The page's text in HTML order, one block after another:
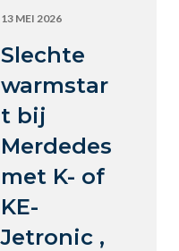
13 MEI 2026
Slechte
warmstar
t bij
Merdedes
met K- of
KE-
Jetronic ,